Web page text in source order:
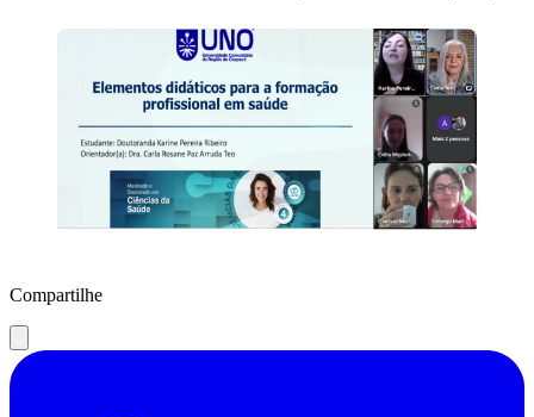
Compartilhe